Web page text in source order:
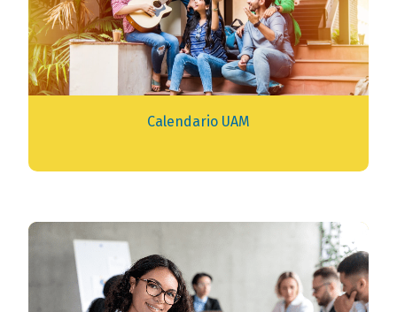
Calendario UAM